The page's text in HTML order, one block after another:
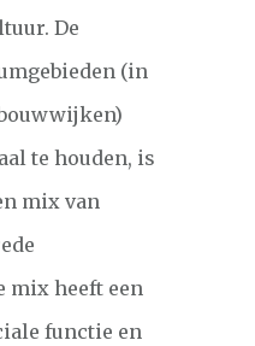
De
(in
te houden, is
mix van
mix heeft een
functie en